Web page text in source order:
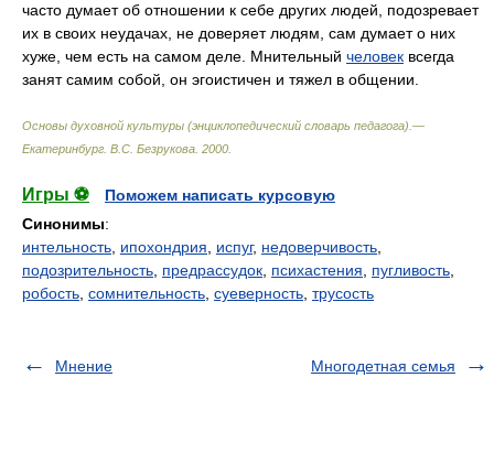
часто думает об отношении к себе других людей, подозревает
их в своих неудачах, не доверяет людям, сам думает о них
хуже, чем есть на самом деле. Мнительный человек всегда
занят самим собой, он эгоистичен и тяжел в общении.
Основы духовной культуры (энциклопедический словарь педагога).—
Екатеринбург В.С. Безрукова 2000
Игры ⚽
Поможем написать курсовую
Синонимы:
интельность ипохондрия испуг, недоверчивость
подозрительность предрассудок психастения пугливость
робость сомнительность суеверность трусость
Мнение Многодетная семья